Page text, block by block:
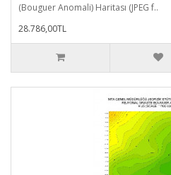
(Bouguer Anomali) Haritası (JPEG f..
28.786,00TL